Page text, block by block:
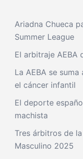
Ariadna Chueca
Summer League
El arbitraje AEBA
La AEBA se
el cáncer infantil
El deporte
machista
Tres árbitros de
Masculino 2025